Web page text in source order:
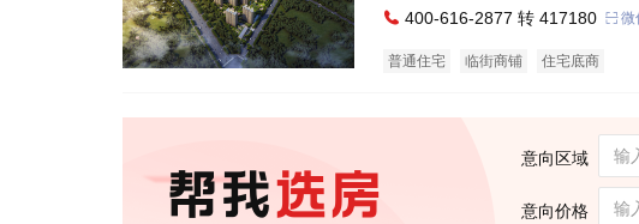
400-616-2877 转 417180 微
普通住宅 临街商铺 住宅底商
意向区域
意向价格